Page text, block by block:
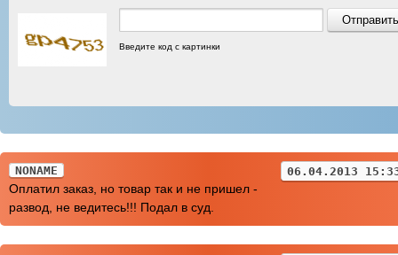
Введите код с картинки
NONAME 06.04.2013
Оплатил заказ, но товар так и не пришел -
развод, не ведитесь!!! Подал в суд.